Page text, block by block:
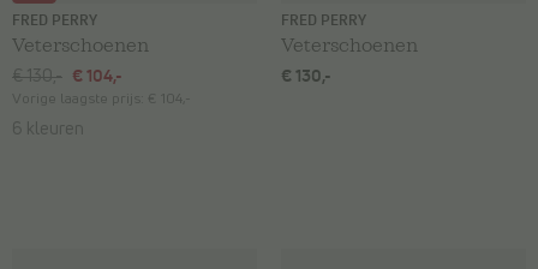
FRED PERRY
Veterschoenen
€ 130,- € 104,-
Vorige laagste prijs: € 104,-
6 kleuren
FRED PERRY
Veterschoenen
€ 130,-